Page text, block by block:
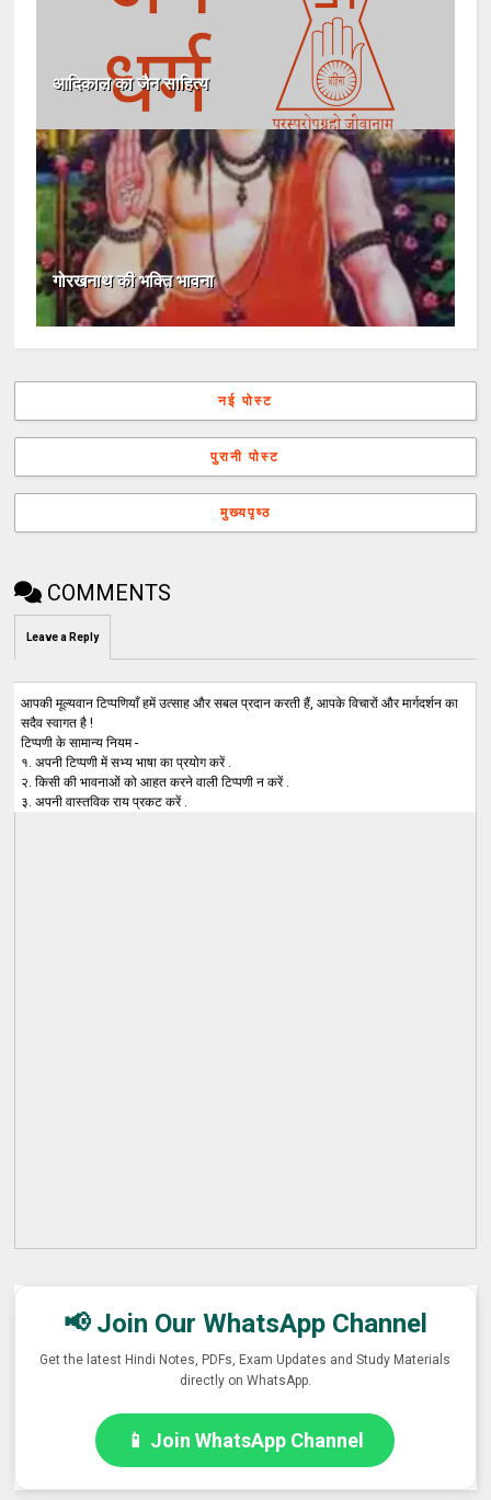
आदिकाल का जैन साहित्य
गोरखनाथ की भक्ति भावना
नई पोस्ट
पुरानी पोस्ट
मुख्यपृष्ठ
COMMENTS
Leave a Reply
आपकी मूल्यवान टिप्पणियाँ हमें उत्साह और सबल प्रदान करती हैं, आपके विचारों और मार्गदर्शन का
सदैव स्वागत है !
टिप्पणी के सामान्य नियम -
१. अपनी टिप्पणी में सभ्य भाषा का प्रयोग करें .
२. किसी की भावनाओं को आहत करने वाली टिप्पणी न करें .
३. अपनी वास्तविक राय प्रकट करें .
📢 Join Our WhatsApp Channel
Get the latest Hindi Notes, PDFs, Exam Updates and Study Materials
directly on WhatsApp.
📱 Join WhatsApp Channel